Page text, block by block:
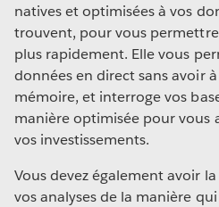
natives et optimisées à vos
trouvent, pour vous
plus rapidement. Elle vous
données en direct sans avoir
mémoire, et interroge vos
manière optimisée pour vous
vos investissements.
Vous devez également avoir
vos analyses de la manière